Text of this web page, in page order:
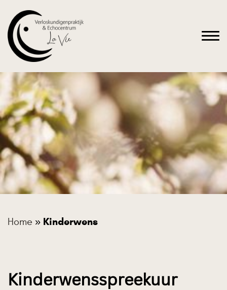
Home » Kinderwens
Kinderwensspreekuur